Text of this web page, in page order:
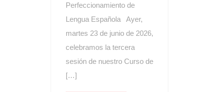
Perfeccionamiento de
Lengua Española Ayer,
martes 23 de junio de 2026,
celebramos la tercera
sesión de nuestro Curso de
[…]